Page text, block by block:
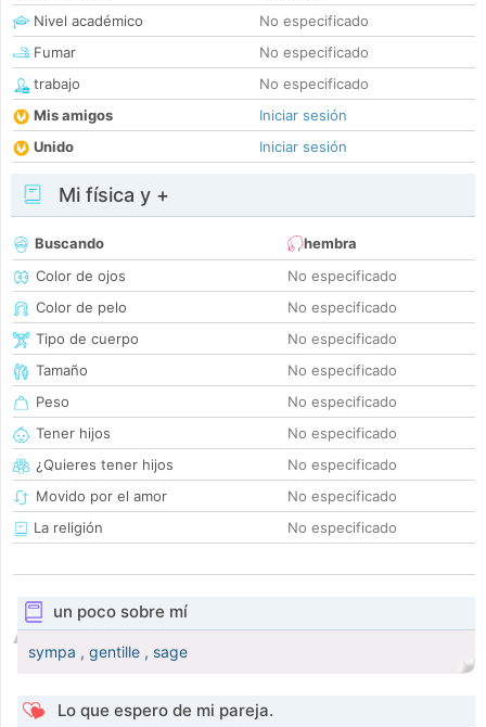
Nivel académico
No especificado
Fumar
No especificado
trabajo
No especificado
Mis amigos
Iniciar sesión
Unido
Iniciar sesión
Mi física y +
Buscando
hembra
Color de ojos
No especificado
Color de pelo
No especificado
Tipo de cuerpo
No especificado
Tamaño
No especificado
Peso
No especificado
Tener hijos
No especificado
¿Quieres tener hijos
No especificado
Movido por el amor
No especificado
La religión
No especificado
un poco sobre mí
sympa , gentille , sage
Lo que espero de mi pareja.